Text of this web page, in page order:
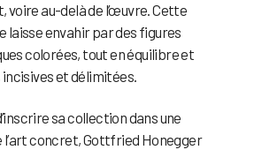
voire au-delà de l’œuvre. Cette
laisse envahir par des figures
colorées, tout en équilibre et
et délimitées.
sa collection dans une
l’art concret, Gottfried Honegger